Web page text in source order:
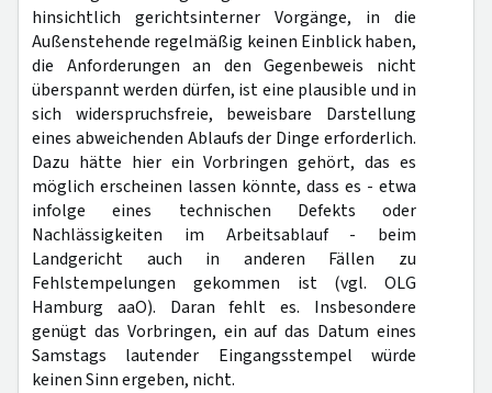
hinsichtlich gerichtsinterner Vorgänge, in die
Außenstehende regelmäßig keinen Einblick haben,
die Anforderungen an den Gegenbeweis nicht
überspannt werden dürfen, ist eine plausible und in
sich widerspruchsfreie, beweisbare Darstellung
eines abweichenden Ablaufs der Dinge erforderlich.
Dazu hätte hier ein Vorbringen gehört, das es
möglich erscheinen lassen könnte, dass es - etwa
infolge eines technischen Defekts oder
Nachlässigkeiten im Arbeitsablauf - beim
Landgericht auch in anderen Fällen zu
Fehlstempelungen gekommen ist (vgl. OLG
Hamburg aaO). Daran fehlt es. Insbesondere
genügt das Vorbringen, ein auf das Datum eines
Samstags lautender Eingangsstempel würde
keinen Sinn ergeben, nicht.